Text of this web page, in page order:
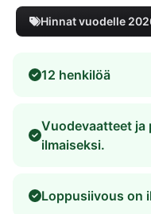
Hinnat vuodelle
12 henkilöä
Vuodevaatteet ja
ilmaiseksi.
Loppusiivous on